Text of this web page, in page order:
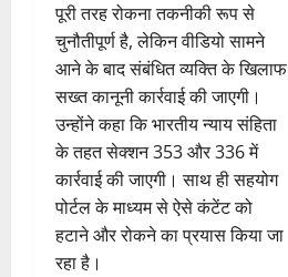
पूरी तरह रोकना तकनीकी रूप से
चुनौतीपूर्ण है, लेकिन वीडियो सामने
आने के बाद संबंधित व्यक्ति के खिलाफ
सख्त कानूनी कार्रवाई की जाएगी।
उन्होंने कहा कि भारतीय न्याय संहिता
के तहत सेक्शन 353 और 336 में
कार्रवाई की जाएगी। साथ ही सहयोग
पोर्टल के माध्यम से ऐसे कंटेंट को
हटाने और रोकने का प्रयास किया जा
रहा है।